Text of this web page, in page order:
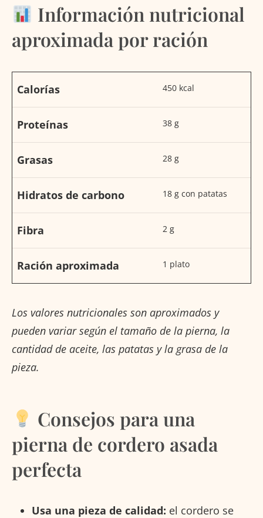
Información nutricional
aproximada por ración
Calorías 450 kcal
Proteínas 38 g
Grasas 28 g
Hidratos de carbono 18 g con patatas
Fibra 2 g
Ración aproximada 1 plato
Los valores nutricionales son aproximados y
pueden variar según el tamaño de la pierna, la
cantidad de aceite, las patatas y la grasa de la
pieza.
Consejos para una
pierna de cordero asada
perfecta
Usa una pieza de calidad: el cordero se